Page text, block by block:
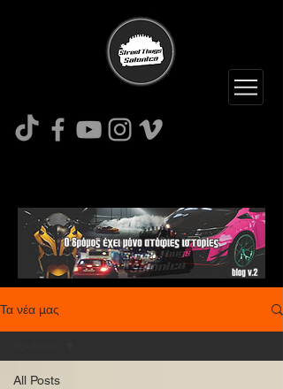
Τα νέα μας
All Posts